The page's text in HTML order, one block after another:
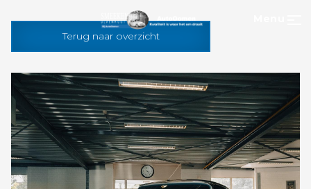
Terug naar overzicht